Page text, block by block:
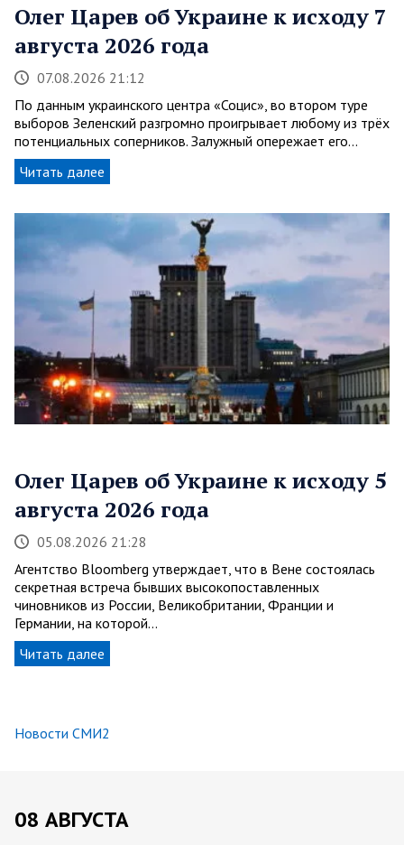
Олег Царев об Украине к исходу 7
августа 2026 года
07.08.2026 21:12
По данным украинского центра «Социс», во втором туре
выборов Зеленский разгромно проигрывает любому из трёх
потенциальных соперников. Залужный опережает его…
Читать далее
Олег Царев об Украине к исходу 5
августа 2026 года
05.08.2026 21:28
Агентство Bloomberg утверждает, что в Вене состоялась
секретная встреча бывших высокопоставленных
чиновников из России, Великобритании, Франции и
Германии, на которой…
Читать далее
Новости СМИ2
08 АВГУСТА